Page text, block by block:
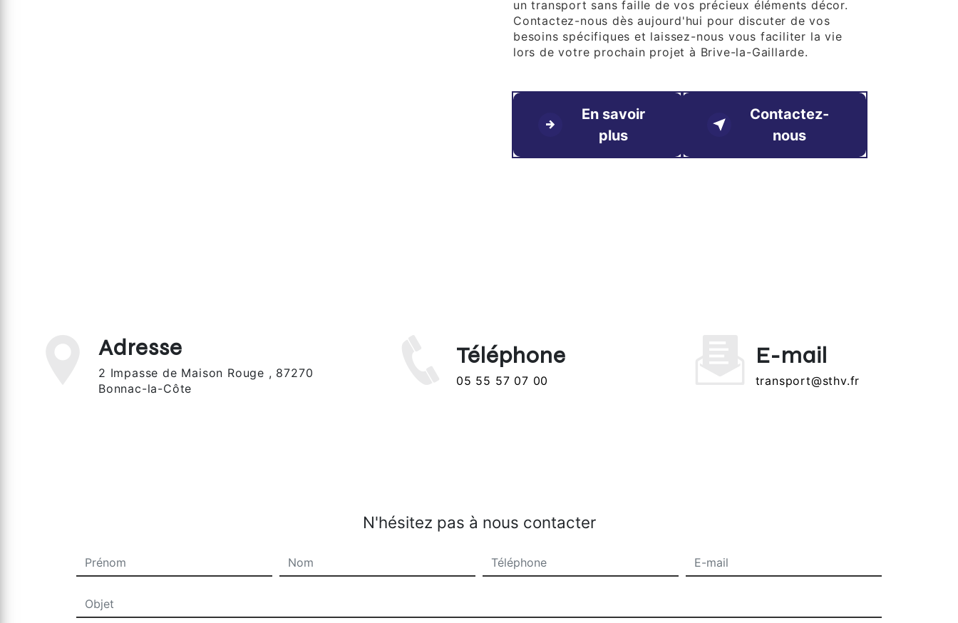
un transport sans faille de vos précieux éléments décor.
Contactez-nous dès aujourd'hui pour discuter de vos
besoins spécifiques et laissez-nous vous faciliter la vie
lors de votre prochain projet à Brive-la-Gaillarde.
En savoir
plus
Contactez-
nous
Adresse
2 Impasse de Maison Rouge , 87270
Bonnac-la-Côte
Téléphone
05 55 57 07 00
E-mail
transport@sthv.fr
N'hésitez pas à nous contacter